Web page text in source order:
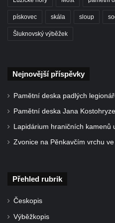
Teplicích nad Metují
Pomník obětem 2. světové
v Teplicích nad Metují
Kenotaf Oskara Ringelhana
nad Ploučnicí
Benešově nad Ploučnicí
Hrob Christodoulona
pískovec skála sloup
Šluknovský výběžek
Nejnovější příspěvky
Pamětní deska padlých
Pamětní deska Jana
Lapidárium hraničních kamenů
Zvonice na Pěnkavčím vrchu
Přehled rubrik
Českopis
Výběžkopis